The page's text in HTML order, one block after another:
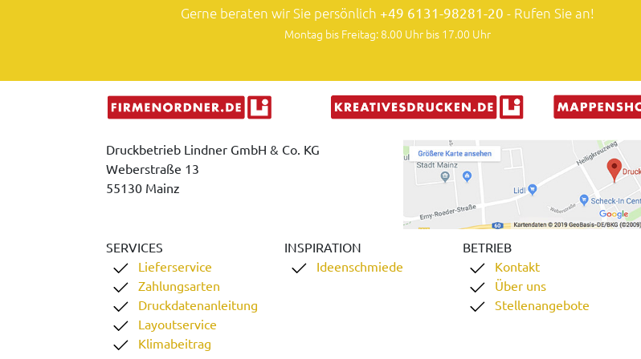
Gerne beraten wir Sie persönlich +49 6131-98281-20 - Rufen Sie an!
Montag bis Freitag: 8.00 Uhr bis 17.00 Uhr
Druckbetrieb Lindner GmbH & Co. KG
Weberstraße 13
55130 Mainz
SERVICES
Lieferservice
Zahlungsarten
Druckdatenanleitung
Layoutservice
Klimabeitrag
INSPIRATION
Ideenschmiede
BETRIEB
Kontakt
Über uns
Stellenangebote